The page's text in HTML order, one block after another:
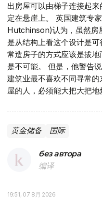
出房屋可以由梯子连接起
定在悬崖上。 英国建筑专
Hutchinson)认为，虽然房
是从结构上看这个设计是
常造房子的方式应该是拔
是不可能。 但是，他警告
建筑业最不喜欢不同寻常
屋的人，必须能大把大把
黄金储备 国际
без автора
编译
19:51, 07 8月 2026